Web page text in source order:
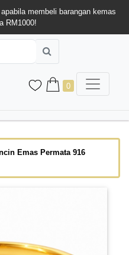
membeli barangan kemas
RM1000!
0
Emas Permata 916